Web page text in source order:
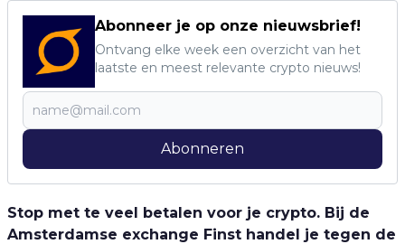
Abonneer je op onze nieuwsbrief!
Ontvang elke week een overzicht van het
laatste en meest relevante crypto nieuws!
Abonneren
Stop met te veel betalen voor je crypto. Bij de
Amsterdamse exchange Finst handel je tegen de